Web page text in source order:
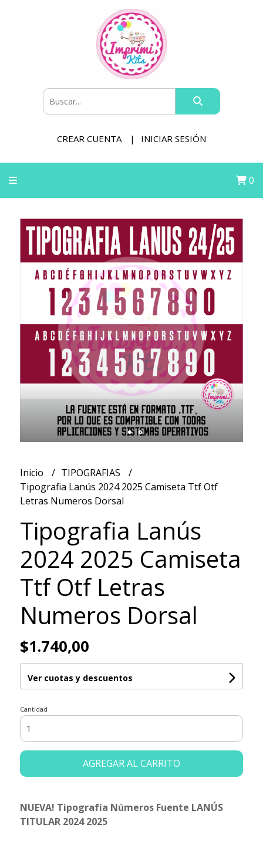
CREAR CUENTA INICIAR SESIÓN
0
Inicio
TIPOGRAFIAS
Tipografia Lanús 2024 2025 Camiseta Ttf Otf
Letras Numeros Dorsal
Tipografia Lanús
2024 2025 Camiseta
Ttf Otf Letras
Numeros Dorsal
$1.740,00
Ver cuotas y descuentos
Cantidad
AGREGAR AL CARRITO
NUEVA! Tipografía Números Fuente LANÚS
TITULAR 2024 2025